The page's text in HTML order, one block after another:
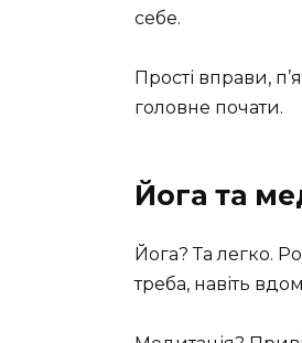
себе.
Прості вправи,
головне почати.
Йога та
Йога? Та легко.
треба, навіть